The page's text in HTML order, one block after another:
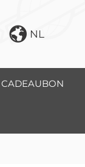
NL
CADEAUBON